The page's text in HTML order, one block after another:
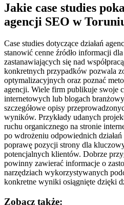
Jakie case studies
agencji SEO w
Case studies dotyczące działań
stanowić cenne źródło informacji
zastanawiających się nad
konkretnych przypadków pozwala
optymalizacyjnych oraz poznać
agencji. Wiele firm publikuje swoje
internetowych lub blogach
szczegółowe opisy
wyników. Przykłady udanych
ruchu organicznego na stronie
po wdrożeniu odpowiednich
poprawę pozycji strony dla
potencjalnych klientów. Dobrze
powinny zawierać informacje o
narzędziach wykorzystywanych
konkretne wyniki osiągnięte dzięki
Zobacz także: